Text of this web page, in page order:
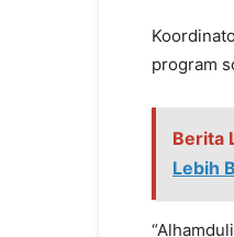
program
Berita
Lebih